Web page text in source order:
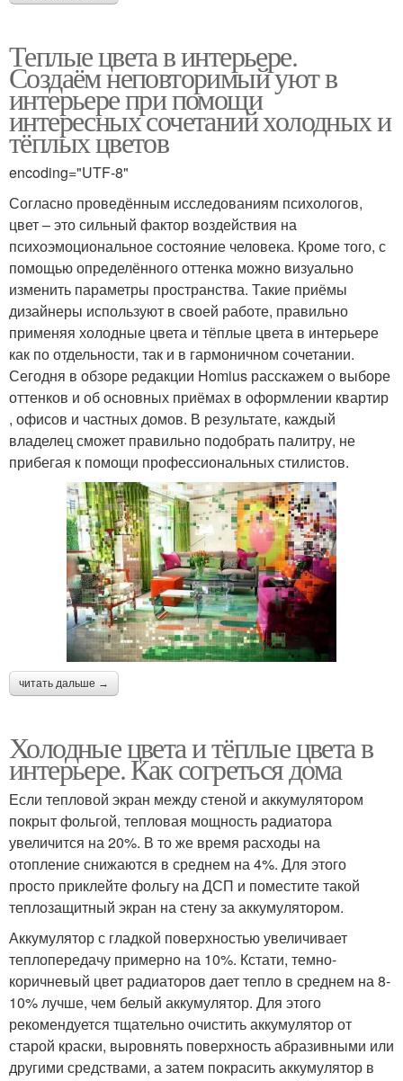
Теплые цвета в интерьере.
Создаём неповторимый уют в
интерьере при помощи
интересных сочетаний холодных и
тёплых цветов
encoding="UTF-8"
Согласно проведённым исследованиям психологов,
цвет – это сильный фактор воздействия на
психоэмоциональное состояние человека. Кроме того, с
помощью определённого оттенка можно визуально
изменить параметры пространства. Такие приёмы
дизайнеры используют в своей работе, правильно
применяя холодные цвета и тёплые цвета в интерьере
как по отдельности, так и в гармоничном сочетании.
Сегодня в обзоре редакции Homius расскажем о выборе
оттенков и об основных приёмах в оформлении квартир
, офисов и частных домов. В результате, каждый
владелец сможет правильно подобрать палитру, не
прибегая к помощи профессиональных стилистов.
читать дальше →
Холодные цвета и тёплые цвета в
интерьере. Как согреться дома
Если тепловой экран между стеной и аккумулятором
покрыт фольгой, тепловая мощность радиатора
увеличится на 20%. В то же время расходы на
отопление снижаются в среднем на 4%. Для этого
просто приклейте фольгу на ДСП и поместите такой
теплозащитный экран на стену за аккумулятором.
Аккумулятор с гладкой поверхностью увеличивает
теплопередачу примерно на 10%. Кстати, темно-
коричневый цвет радиаторов дает тепло в среднем на 8-
10% лучше, чем белый аккумулятор. Для этого
рекомендуется тщательно очистить аккумулятор от
старой краски, выровнять поверхность абразивными или
другими средствами, а затем покрасить аккумулятор в